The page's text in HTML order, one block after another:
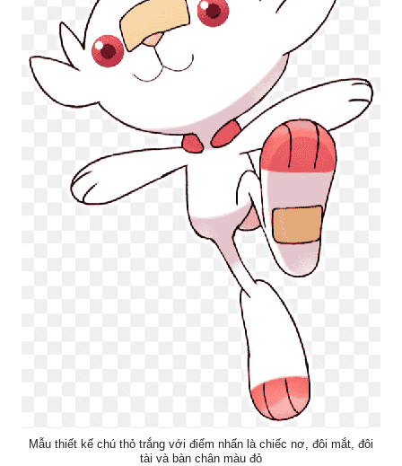
Mẫu thiết kế chú thỏ trắng với điểm nhấn là chiếc nơ, đôi mắt, đôi
tài và bàn chân màu đỏ